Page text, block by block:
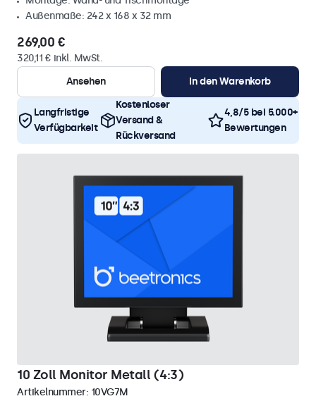
Außenmaße: 242 x 168 x 32 mm
269,00 €
320,11 € inkl. MwSt.
Ansehen
In den Warenkorb
Langfristige
Verfügbarkeit
Kostenloser
Versand &
Rückversand
4,8/5 bei 5.000+
Bewertungen
10 Zoll Monitor Metall (4:3)
Artikelnummer: 10VG7M